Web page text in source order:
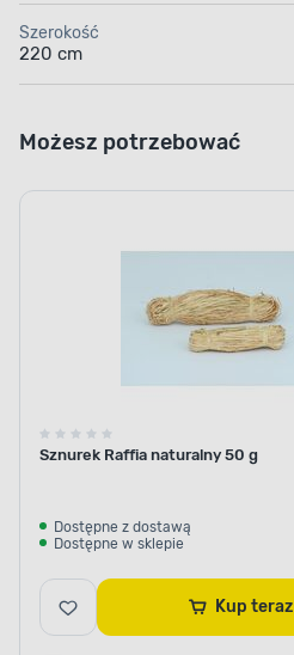
Szerokość
220 cm
Możesz potrzebować
Sznurek Raffia naturalny 50 g
Dostępne z dostawą
Dostępne w sklepie
Kup teraz